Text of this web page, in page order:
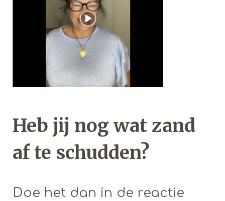
Heb jij nog wat zand
af te schudden?
Doe het dan in de reactie